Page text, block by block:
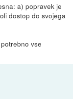
a) popravek je
dostop do svojega
vse